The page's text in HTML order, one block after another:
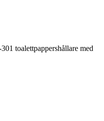
toalettpappershållare med